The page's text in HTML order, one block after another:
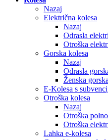
Nazaj
Električna kolesa
Nazaj
Odrasla
Otroška
Gorska kolesa
Nazaj
Odrasla
Ženska
E-Kolesa s
Otroška kolesa
Nazaj
Otroška
Otroška
Lahka e-kolesa